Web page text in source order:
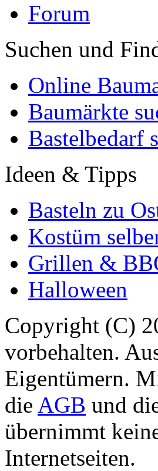
Forum
Suchen und
Online
Baumärkte
Bastelbedarf
Ideen & Tipps
Basteln zu
Kostüm
Grillen &
Halloween
Copyright (C)
vorbehalten.
Eigentümern.
die AGB und
übernimmt
Internetseiten.